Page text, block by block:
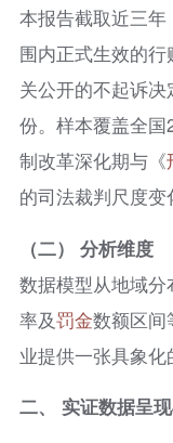
本报告截取近三年
围内正式生效的
关公开的不起诉
份。样本覆盖全
制改革深化期与《
的司法裁判尺度变
（二） 分析维度
数据模型从地域分
率及罚金数额区间
业提供一张具象化
二、 实证数据呈